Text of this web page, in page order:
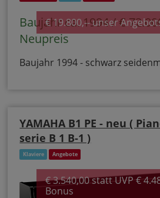
€ 19.800,-- unser
Baujahr ca. 1994 / €
Neupreis
Baujahr 1994 - schwarz
YAMAHA B1 PE - neu (
serie B 1 B-1 )
Klaviere Angebote
€ 3.540,00 statt UVP €
Bonus